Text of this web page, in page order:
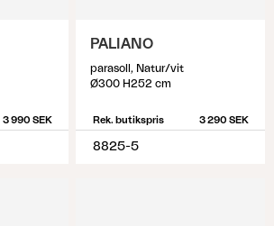
3 990 SEK
PALIANO
parasoll, Natur/vit
Ø300 H252 cm
Rek. butikspris 3 290 SEK
8825-5